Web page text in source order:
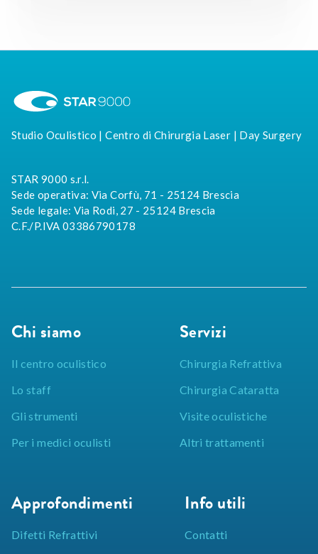
Studio Oculistico | Centro di Chirurgia Laser | Day Surgery
STAR 9000 s.r.l.
Sede operativa: Via Corfù, 71 - 25124 Brescia
Sede legale: Via Rodi, 27 - 25124 Brescia
C.F./P.IVA 03386790178
Chi siamo
Il centro oculistico
Lo staff
Gli strumenti
Per i medici oculisti
Servizi
Chirurgia Refrattiva
Chirurgia Cataratta
Visite oculistiche
Altri trattamenti
Approfondimenti
Difetti Refrattivi
Info utili
Contatti